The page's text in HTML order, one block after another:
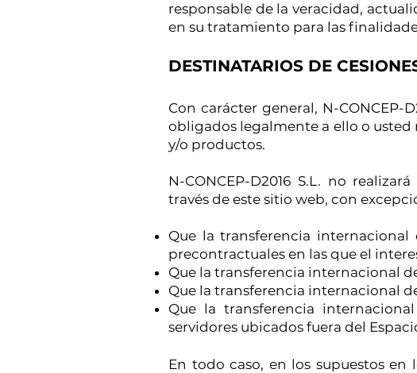
responsable de la veracidad,
en su tratamiento para las
DESTINATARIOS DE
Con carácter general, N-CONCEP-
obligados legalmente a ello o usted
y/o productos.
N-CONCEP-D2016 S.L. no
través de este sitio web, con
Que la transferencia
precontractuales en las que el
Que la transferencia internacional
Que la transferencia internacional
Que la transferencia
servidores ubicados fuera del
En todo caso, en los supuestos